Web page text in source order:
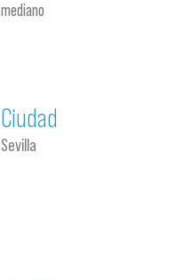
mediano
Ciudad
Sevilla